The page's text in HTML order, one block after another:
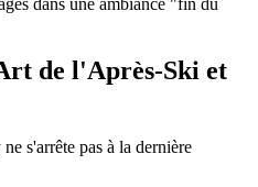
dans une ambiance "fin du
de l'Après-Ski et
s'arrête pas à la dernière